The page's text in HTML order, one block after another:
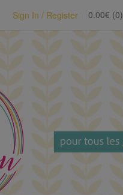
Sign In / Register 0.00€ (0)